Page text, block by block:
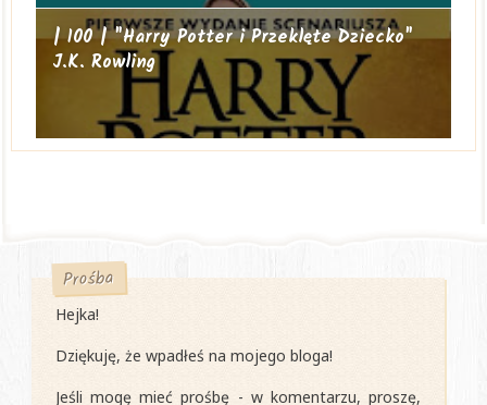
| 100 | "Harry Potter i Przeklęte Dziecko"
J.K. Rowling
Prośba
Hejka!
Dziękuję, że wpadłeś na mojego bloga!
Jeśli mogę mieć prośbę - w komentarzu, proszę,